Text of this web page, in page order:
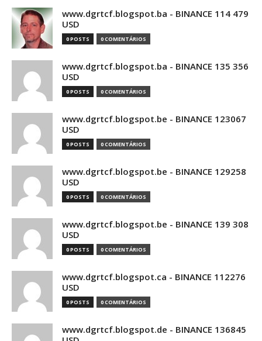
www.dgrtcf.blogspot.ba - BINANCE 114 479
USD
0 POSTS 0 COMENTÁRIOS
www.dgrtcf.blogspot.ba - BINANCE 135 356
USD
0 POSTS 0 COMENTÁRIOS
www.dgrtcf.blogspot.be - BINANCE 123067
USD
0 POSTS 0 COMENTÁRIOS
www.dgrtcf.blogspot.be - BINANCE 129258
USD
0 POSTS 0 COMENTÁRIOS
www.dgrtcf.blogspot.be - BINANCE 139 308
USD
0 POSTS 0 COMENTÁRIOS
www.dgrtcf.blogspot.ca - BINANCE 112276
USD
0 POSTS 0 COMENTÁRIOS
www.dgrtcf.blogspot.de - BINANCE 136845